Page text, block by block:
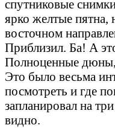
спутниковые
ярко желтые
восточном
Приблизил. Ба! А
Полноценные
Это было весьма
посмотреть и где
запланировал на
видно.